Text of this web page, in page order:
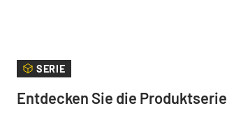
SERIE
Entdecken Sie die Produktserie